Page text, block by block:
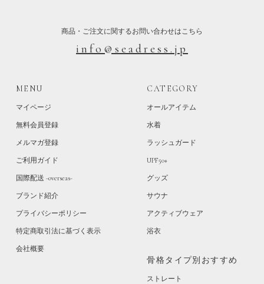
商品・ご注文に関するお問い合わせはこちら
info@seadress.jp
MENU
マイページ
無料会員登録
メルマガ登録
ご利用ガイド
国際配送 -overseas-
ブランド紹介
プライバシーポリシー
特定商取引法に基づく表示
会社概要
CATEGORY
オールアイテム
水着
ラッシュガード
UPF50+
グッズ
サウナ
アクティブウェア
浴衣
骨格タイプ別おすすめ
ストレート